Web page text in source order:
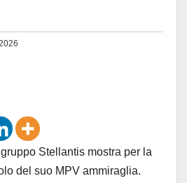
Stellantis mostra per la
del suo MPV ammiraglia.